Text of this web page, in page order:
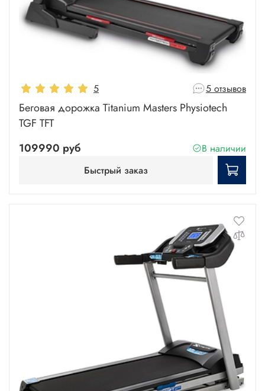
5 5 отзывов
Беговая дорожка Titanium Masters Physiotech
TGF TFT
109990 руб
В наличии
Быстрый заказ